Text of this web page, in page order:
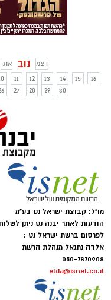
אוק נוב
דצמ
11 12 13 14 15
16
27 28 29 30
מו"ל: קבוצת ישראל נט בע"מ
הודעות לאתר יבנה נט ניתן
לפרסום ברשת ישראל נט :
אלדה נתנאל מנהלת הרשת
050-7870908
elda@isnet.co.il